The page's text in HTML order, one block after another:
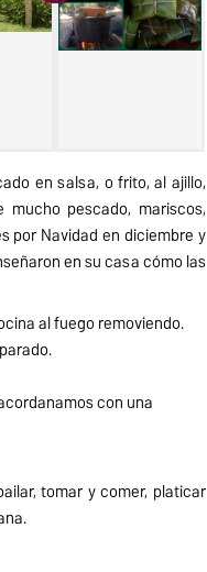
en salsa, o frito, al ajillo,
pescado, mariscos,
por Navidad en diciembre y
en su casa cómo las
al fuego removiendo.
con una
tomar y comer, platicar